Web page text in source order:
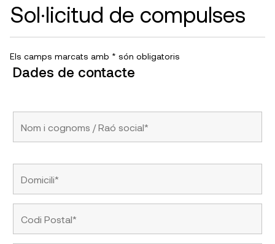
Sol·licitud de compulses
Els camps marcats amb * són obligatoris
Dades de contacte